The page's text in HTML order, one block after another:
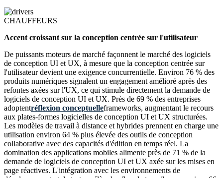
CHAUFFEURS
Accent croissant sur la conception centrée sur l'utilisateur
De puissants moteurs de marché façonnent le marché des logiciels
de conception UI et UX, à mesure que la conception centrée sur
l'utilisateur devient une exigence concurrentielle. Environ 76 % des
produits numériques signalent un engagement amélioré après des
refontes axées sur l'UX, ce qui stimule directement la demande de
logiciels de conception UI et UX. Près de 69 % des entreprises
adoptentréflexion conceptuelleframeworks, augmentant le recours
aux plates-formes logicielles de conception UI et UX structurées.
Les modèles de travail à distance et hybrides prennent en charge une
utilisation environ 64 % plus élevée des outils de conception
collaborative avec des capacités d'édition en temps réel. La
domination des applications mobiles alimente près de 71 % de la
demande de logiciels de conception UI et UX axée sur les mises en
page réactives. L'intégration avec les environnements de